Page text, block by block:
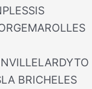
BRICHELES